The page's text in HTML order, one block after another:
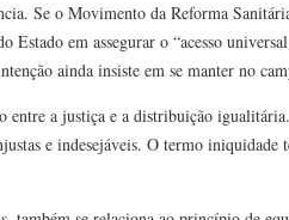
Se o Movimento da Reforma
em assegurar o “acesso
ainda insiste em se manter no
entre a justiça e a distribuição
e indesejáveis. O termo